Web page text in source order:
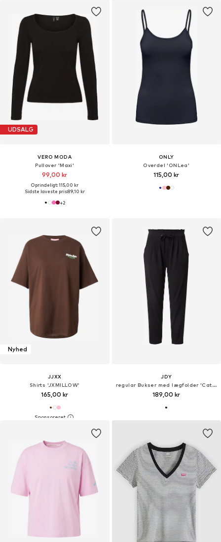
UDSALG
VERO MODA
Pullover 'Maxi'
99,00 kr
Oprindeligt: 115,00 kr
Sidste laveste pris:89,10 kr
+2
ONLY
Overdel 'ONLea'
115,00 kr
Nyhed
JJXX
Shirts 'JXMILLOW'
165,00 kr
JDY
regular Bukser med lægfolder 'Catia'
189,00 kr